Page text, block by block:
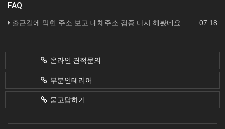
FAQ
07.18
출근길에 막힌 주소 보고 대체주소 검증 다시 해봤네요
온라인 견적문의
부분인테리어
묻고답하기